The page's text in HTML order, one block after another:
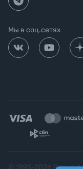
Мы в соц.сетях
Яркий